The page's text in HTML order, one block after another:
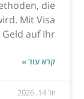
die
Mit Visa
auf Ihr...
קרא עוד »
יול 14, 2026